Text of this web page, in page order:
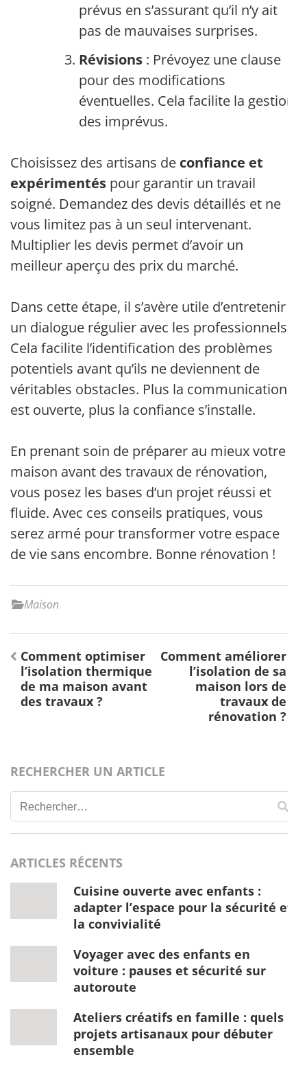
prévus en s’assurant qu’il n’y ait
pas de mauvaises surprises.
Révisions : Prévoyez une clause
pour des modifications
éventuelles. Cela facilite la gestion
des imprévus.
Choisissez des artisans de confiance et
expérimentés pour garantir un travail
soigné. Demandez des devis détaillés et ne
vous limitez pas à un seul intervenant.
Multiplier les devis permet d’avoir un
meilleur aperçu des prix du marché.
Dans cette étape, il s’avère utile d’entretenir
un dialogue régulier avec les professionnels.
Cela facilite l’identification des problèmes
potentiels avant qu’ils ne deviennent de
véritables obstacles. Plus la communication
est ouverte, plus la confiance s’installe.
En prenant soin de préparer au mieux votre
maison avant des travaux de rénovation,
vous posez les bases d’un projet réussi et
fluide. Avec ces conseils pratiques, vous
serez armé pour transformer votre espace
de vie sans encombre. Bonne rénovation !
Maison
Navigation
de
l’article
Comment optimiser
l’isolation thermique
de ma maison avant
des travaux ?
Comment améliorer
l’isolation de sa
maison lors de
travaux de
rénovation ?
RECHERCHER UN ARTICLE
Rechercher :
ARTICLES RÉCENTS
Cuisine ouverte avec enfants :
adapter l’espace pour la sécurité et
la convivialité
Voyager avec des enfants en
voiture : pauses et sécurité sur
autoroute
Ateliers créatifs en famille : quels
projets artisanaux pour débuter
ensemble